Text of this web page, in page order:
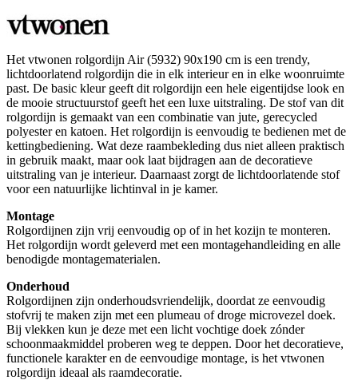
Het vtwonen rolgordijn Air (5932) 90x190 cm is een trendy,
lichtdoorlatend rolgordijn die in elk interieur en in elke woonruimte
past. De basic kleur geeft dit rolgordijn een hele eigentijdse look en
de mooie structuurstof geeft het een luxe uitstraling. De stof van dit
rolgordijn is gemaakt van een combinatie van jute, gerecycled
polyester en katoen. Het rolgordijn is eenvoudig te bedienen met de
kettingbediening. Wat deze raambekleding dus niet alleen praktisch
in gebruik maakt, maar ook laat bijdragen aan de decoratieve
uitstraling van je interieur. Daarnaast zorgt de lichtdoorlatende stof
voor een natuurlijke lichtinval in je kamer.
Montage
Rolgordijnen zijn vrij eenvoudig op of in het kozijn te monteren.
Het rolgordijn wordt geleverd met een montagehandleiding en alle
benodigde montagematerialen.
Onderhoud
Rolgordijnen zijn onderhoudsvriendelijk, doordat ze eenvoudig
stofvrij te maken zijn met een plumeau of droge microvezel doek.
Bij vlekken kun je deze met een licht vochtige doek zónder
schoonmaakmiddel proberen weg te deppen. Door het decoratieve,
functionele karakter en de eenvoudige montage, is het vtwonen
rolgordijn ideaal als raamdecoratie.